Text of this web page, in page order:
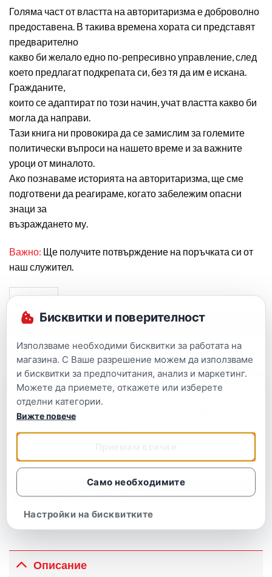
Голяма част от властта на авторитаризма е доброволно
предоставена. В такива времена хората си представят
предварително
какво би желало едно по-репресивно управление, след
което предлагат подкрепата си, без тя да им е искана.
Гражданите,
които се адаптират по този начин, учат властта какво би
могла да направи.
Тази книга ни провокира да се замислим за големите
политически въпроси на нашето време и за важните
уроци от миналото.
Ако познаваме историята на авторитаризма, ще сме
подготвени да реагираме, когато забележим опасни
знаци за
възраждането му.
Важно: Ще получите потвърждение на поръчката си от
наш служител.
ВЗЕМИ СЕГА
БЪРЗА ПОРЪЧКА
• Гаранция за качество
• Безплатна доставка при поръчка над 80 € (156,47
25,56 € (50 лв.)
Описание
Бисквитки и поверителност
Използваме необходими бисквитки за работата на
магазина. С Ваше разрешение можем да използваме
и бисквитки за предпочитания, анализ и маркетинг.
Можете да приемете, откажете или изберете
отделни категории.
Само необходимите
Настройки на бисквитките
Вижте повече